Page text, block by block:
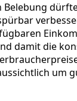
damit die
um